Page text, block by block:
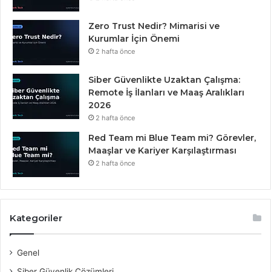
Zero Trust Nedir? Mimarisi ve
Kurumlar İçin Önemi
2 hafta önce
Siber Güvenlikte Uzaktan Çalışma:
Remote İş İlanları ve Maaş Aralıkları
2026
2 hafta önce
Red Team mi Blue Team mi? Görevler,
Maaşlar ve Kariyer Karşılaştırması
2 hafta önce
Kategoriler
Genel